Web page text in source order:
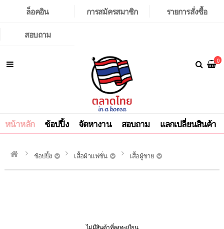
ล็อคอิน การสมัครสมาชิก
รายการสั่งซื้อ
สอบถาม
0
หน้าหลัก ช้อปปิ้ง จัดหางาน สอบถาม แลกเปลี่ยนสินค้า
ช้อปปิ้ง เสื้อผ้าแฟชั่น เสื้อผู้ชาย
ไม่มีสินค้าที่ลงทะเบียน